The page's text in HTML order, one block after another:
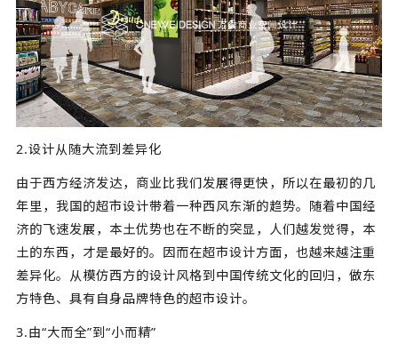
2.设计从随大流到差异化
由于西方经济发达，商业比我们发展得更快，所以在最初的几
年里，我国的超市设计带着一种西风东渐的趋势。随着中国经
济的飞速发展，本土优势也在不断的突显，人们越发觉得，本
土的东西，才是最好的。因而在超市设计方面，也越来越注重
差异化。从模仿西方的设计风格到中国传统文化的回归，做东
方特色、具有自身品牌特色的超市设计。
3.由“大而全”到“小而精”